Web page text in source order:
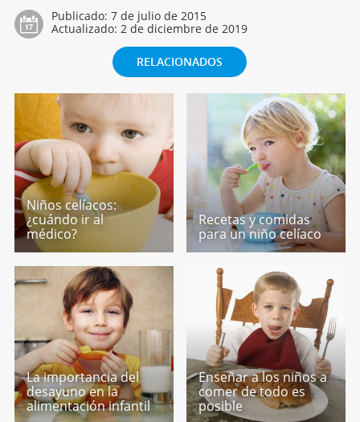
Publicado: 7 de julio de 2015
Actualizado: 2 de diciembre de 2019
RELACIONADOS
Niños celíacos:
¿cuándo ir al
médico?
Recetas y comidas
para un niño celíaco
La importancia del
desayuno en la
alimentación infantil
Enseñar a los niños a
comer de todo es
posible